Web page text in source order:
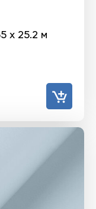
х 25.2 м